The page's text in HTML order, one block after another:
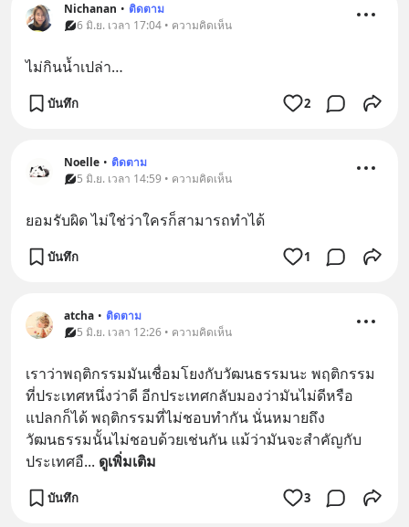
Nichanan • ติดตาม
6 มิ.ย. เวลา 17:04 • ความคิดเห็น
ไม่กินน้ำเปล่า…
บันทึก 2
Noelle • ติดตาม
5 มิ.ย. เวลา 14:59 • ความคิดเห็น
ยอมรับผิด ไม่ใช่ว่าใครก็สามารถทำได้
บันทึก 1
atcha • ติดตาม
5 มิ.ย. เวลา 12:26 • ความคิดเห็น
เราว่าพฤติกรรมมันเชื่อมโยงกับวัฒนธรรมนะ พฤติกรรม
ที่ประเทศหนึ่งว่าดี อีกประเทศกลับมองว่ามันไม่ดีหรือ
แปลกก็ได้ พฤติกรรมที่ไม่ชอบทำกัน นั่นหมายถึง
วัฒนธรรมนั้นไม่ชอบด้วยเช่นกัน แม้ว่ามันจะสำคัญกับ
ประเทศอื... ดูเพิ่มเติม
บันทึก 3